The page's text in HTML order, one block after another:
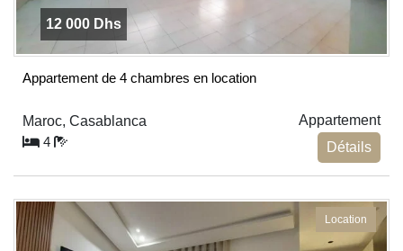
12 000 Dhs
Appartement de 4 chambres en location
Maroc, Casablanca
Appartement
4
Détails
Location